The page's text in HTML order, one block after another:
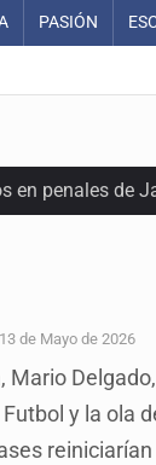
PASIÓN
en penales de
armados
pitbull en
peluches
en San Miguel
13 de Mayo de 2026
y la ola